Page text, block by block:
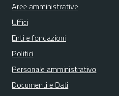
Aree amministrative
Uffici
Enti e fondazioni
Politici
Personale amministrativo
Documenti e Dati